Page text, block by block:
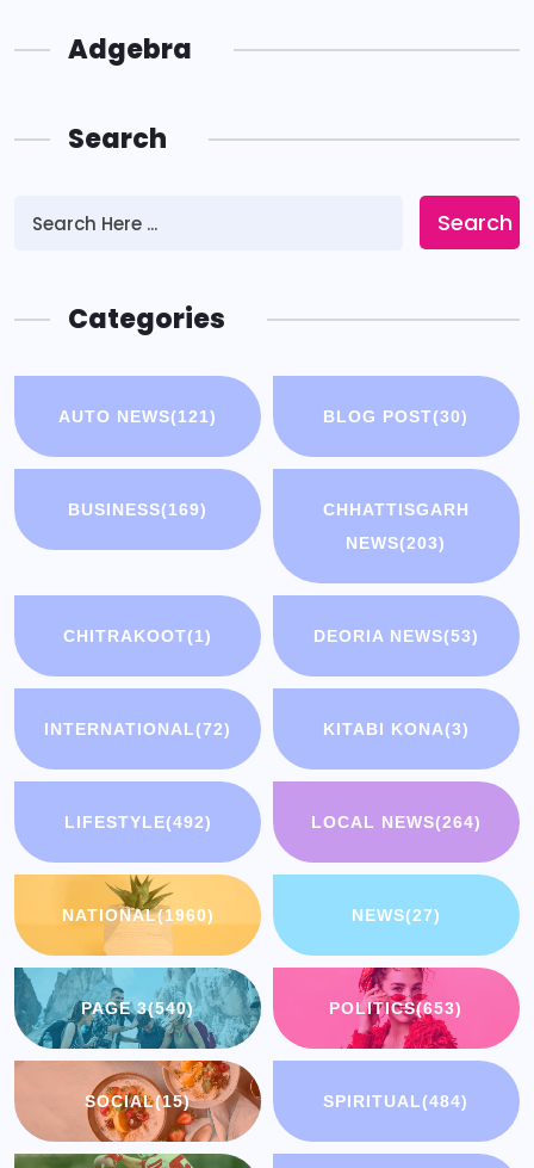
Adgebra
Search
Search
Categories
AUTO NEWS(121) BLOG POST(30)
BUSINESS(169)
CHHATTISGARH
NEWS(203)
CHITRAKOOT(1) DEORIA NEWS(53)
INTERNATIONAL(72) KITABI KONA(3)
LIFESTYLE(492) LOCAL NEWS(264)
NATIONAL(1960) NEWS(27)
PAGE 3(540) POLITICS(653)
SOCIAL(15) SPIRITUAL(484)